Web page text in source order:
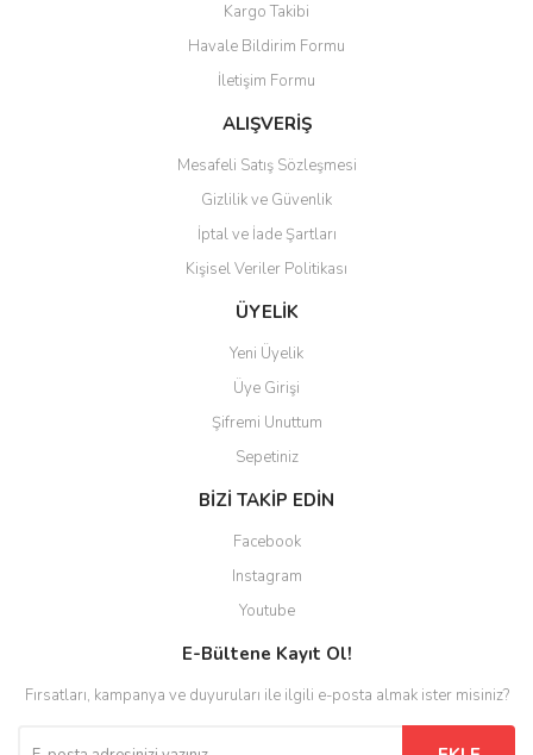
Ürün açıklamasında eksik bilgiler bulunuyor.
Ürün bilgilerinde hatalar bulunuyor.
Ürün fiyatı diğer sitelerden daha pahalı.
Bu ürüne benzer farklı alternatifler olmalı.
Gönder
Kargo Takibi
Havale Bildirim Formu
İletişim Formu
ALIŞVERİŞ
Mesafeli Satış Sözleşmesi
Gizlilik ve Güvenlik
İptal ve İade Şartları
Kişisel Veriler Politikası
ÜYELİK
Yeni Üyelik
Üye Girişi
Şifremi Unuttum
Sepetiniz
BİZİ TAKİP EDİN
Facebook
Instagram
Youtube
E-Bültene Kayıt Ol!
Fırsatları, kampanya ve duyuruları ile ilgili e-posta almak ister misiniz?